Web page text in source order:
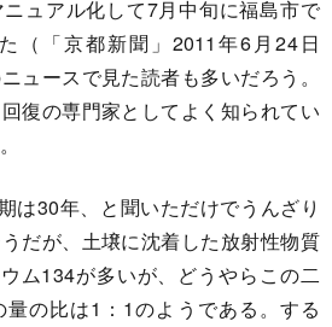
ュアル化して7月中旬に福島市で
（「京都新聞」2011年6月24日
ュースで見た読者も多いだろう。
復の専門家としてよく知られてい
は30年、と聞いただけでうんざり
だが、土壌に沈着した放射性物質
ム134が多いが、どうやらこの二
の比は1：1のようである。する